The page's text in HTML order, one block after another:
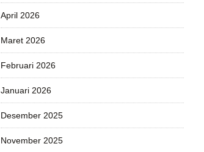
April 2026
Maret 2026
Februari 2026
Januari 2026
Desember 2025
November 2025